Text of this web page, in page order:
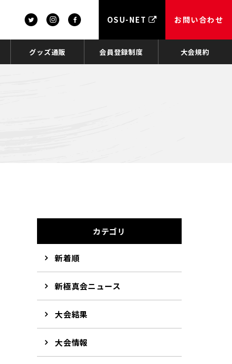
OSU-NET お問い合わせ
グッズ通販 会員登録制度 大会規約
カテゴリ
新着順
新極真会ニュース
大会結果
大会情報